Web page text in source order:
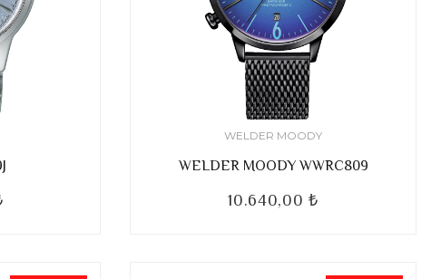
WELDER MOODY
WELDER MOODY WWRC809
10.640,00 ₺